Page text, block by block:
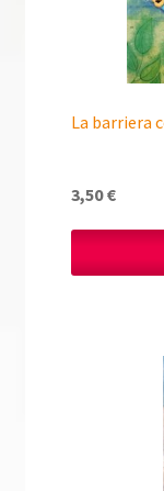
La barriera
3,50€